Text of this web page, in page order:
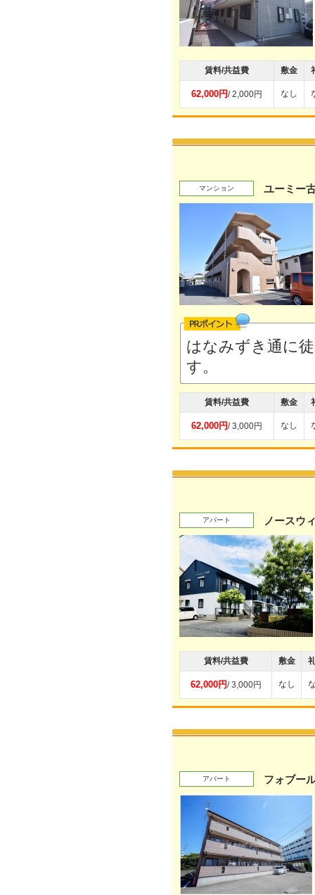
賃料/共益費 敷金
62,000円/ 2,000円 なし
マンション ユーミー
はなみずき通に
す。
賃料/共益費 敷金
62,000円/ 3,000円 なし
アパート ノースウ
賃料/共益費 敷金
62,000円/ 3,000円 なし
アパート フォブー